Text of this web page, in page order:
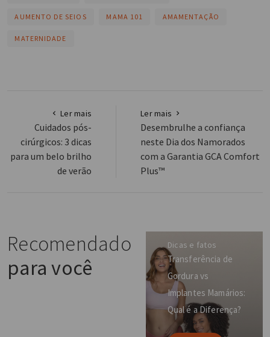
AUMENTO DE SEIOS MAMA 101 AMAMENTAÇÃO
MATERNIDADE
Ler mais
Cuidados pós-
cirúrgicos: 3 dicas
para um belo brilho
de verão
Ler mais
Desembrulhe a confiança
neste Dia dos Namorados
com a Garantia GCA Comfort
Plus™
Recomendado
para você
Dicas e fatos
Transferência de
Gordura vs
Implantes Mamários:
Qual é a Diferença?